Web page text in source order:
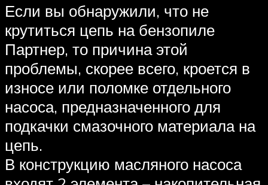
Если вы обнаружили, что не
крутиться цепь на бензопиле
Партнер, то причина этой
проблемы, скорее всего, кроется в
износе или поломке отдельного
насоса, предназначенного для
подкачки смазочного материала на
цепь.
В конструкцию масляного насоса